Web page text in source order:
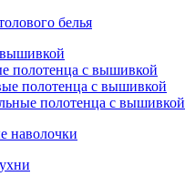
белья
полотенца с вышивкой
полотенца с вышивкой
полотенца с вышивкой
наволочки